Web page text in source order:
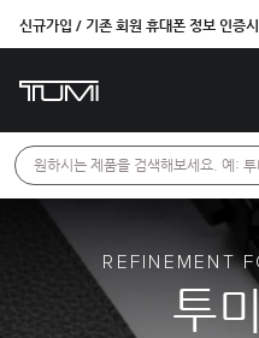
신규가입 / 기존 회원 휴대폰 정보 인증
벤트라 컬렉션을 온라인에서만 단독으
원하시는 제품을 검색해보세요. 예: 투
REFINEMENT
투